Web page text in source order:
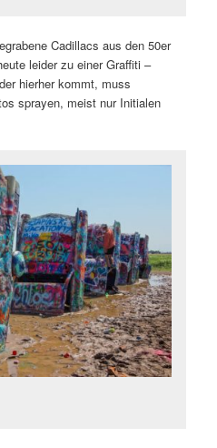
Cadillacs aus den 50er
leider zu einer Graffiti –
hierher kommt, muss
sprayen, meist nur Initialen